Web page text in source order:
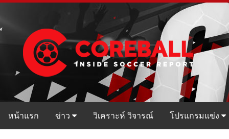
หน้าแรก ข่าว วิเคราะห์ วิจารณ์ โปรแกรมแข่ง